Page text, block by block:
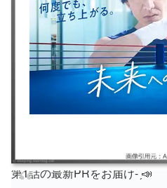
第1話の最新PRをお届け- ̗̀📣